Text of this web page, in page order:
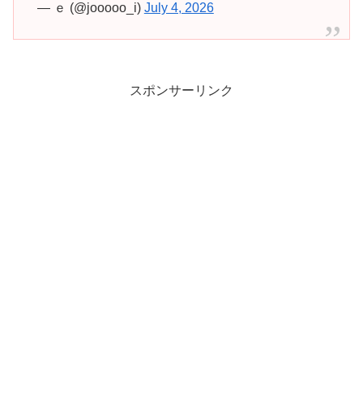
— ｅ (@jooooo_i) July 4, 2026
スポンサーリンク